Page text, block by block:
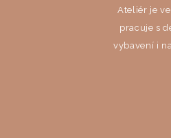
Ateliér je
pracuje s
vybavení i